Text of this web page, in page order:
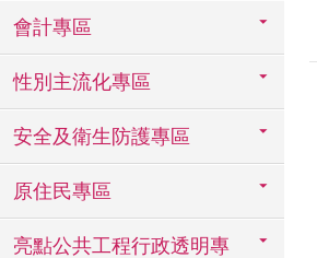
會計專區
性別主流化專區
安全及衛生防護專區
原住民專區
亮點公共工程行政透明專